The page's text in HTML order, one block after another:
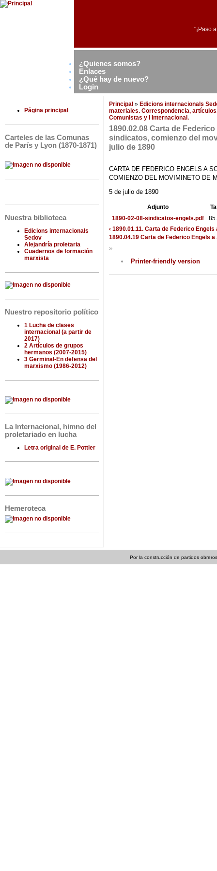
"¡Paso
¿Quienes somos?
Enlaces
¿Qué hay de nuevo?
Login
Página principal
Carteles de las Comunas
de París y Lyon (1870-1871)
Nuestra biblioteca
Edicions internacionals
Sedov
Alejandría proletaria
Cuadernos de formación
marxista
Nuestro repositorio político
1 Lucha de clases
internacional (a partir de
2017)
2 Artículos de grupos
hermanos (2007-2015)
3 Germinal-En defensa del
marxismo (1986-2012)
La Internacional, himno del
proletariado en lucha
Letra original de E. Pottier
Hemeroteca
Principal » Edicions internacionals
materiales. Correspondencia,
Comunistas y I Internacional.
1890.02.08 Carta de
sindicatos, comienzo del
julio de 1890
CARTA DE FEDERICO ENGELS A
COMIENZO DEL MOVIMINETO DE
5 de julio de 1890
Adjunto
1890-02-08-sindicatos-engels.pdf
‹ 1890.01.11. Carta de Federico
1890.04.19 Carta de Federico Engels a
»
Printer-friendly version
Por la construcción de partidos